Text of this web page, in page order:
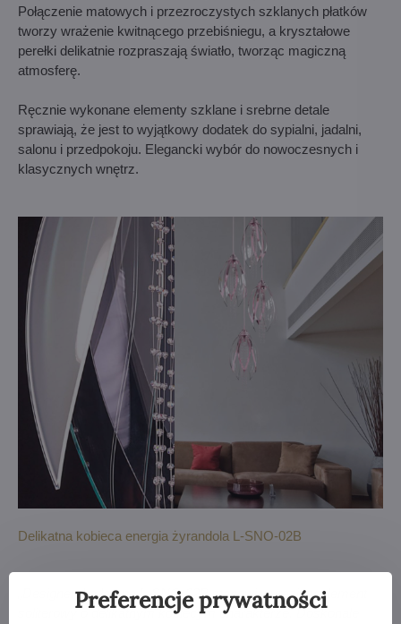
Połączenie matowych i przezroczystych szklanych płatków
tworzy wrażenie kwitnącego przebiśniegu, a kryształowe
perełki delikatnie rozpraszają światło, tworząc magiczną
atmosferę.
Ręcznie wykonane elementy szklane i srebrne detale
sprawiają, że jest to wyjątkowy dodatek do sypialni, jadalni,
salonu i przedpokoju. Elegancki wybór do nowoczesnych i
klasycznych wnętrz.
Delikatna kobieca energia żyrandola L-SNO-02B
„Designerska lampa L-SNO-02B stanowi wyrazisty element
soliterowy o delikatnym kobiecym charakterze. Doskonale
Preferencje prywatności